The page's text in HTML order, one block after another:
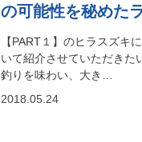
の可能性を秘めた
【PART１】のヒラスズキ
いて紹介させていただきた
釣りを味わい、大き…
2018.05.24